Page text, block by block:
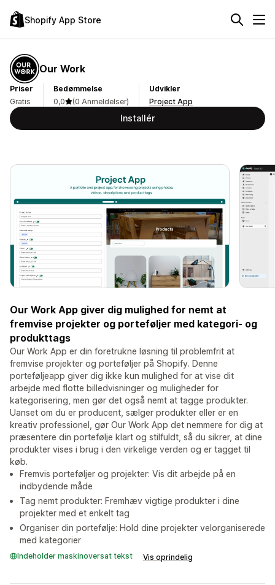
Shopify App Store
Our Work
Priser
Gratis
Bedømmelse
0,0
(0 Anmeldelser)
Udvikler
Project App
Installér
Our Work App giver dig mulighed for nemt at
fremvise projekter og porteføljer med kategori- og
produkttags
Our Work App er din foretrukne løsning til problemfrit at
fremvise projekter og porteføljer på Shopify. Denne
porteføljeapp giver dig ikke kun mulighed for at vise dit
arbejde med flotte billedvisninger og muligheder for
kategorisering, men gør det også nemt at tagge produkter.
Uanset om du er producent, sælger produkter eller er en
kreativ professionel, gør Our Work App det nemmere for dig at
præsentere din portefølje klart og stilfuldt, så du sikrer, at dine
produkter vises i brug i den virkelige verden og er tagget til
køb.
Fremvis porteføljer og projekter: Vis dit arbejde på en
indbydende måde
Tag nemt produkter: Fremhæv vigtige produkter i dine
projekter med et enkelt tag
Organiser din portefølje: Hold dine projekter velorganiserede
med kategorier
Indeholder maskinoversat tekst Vis oprindelig